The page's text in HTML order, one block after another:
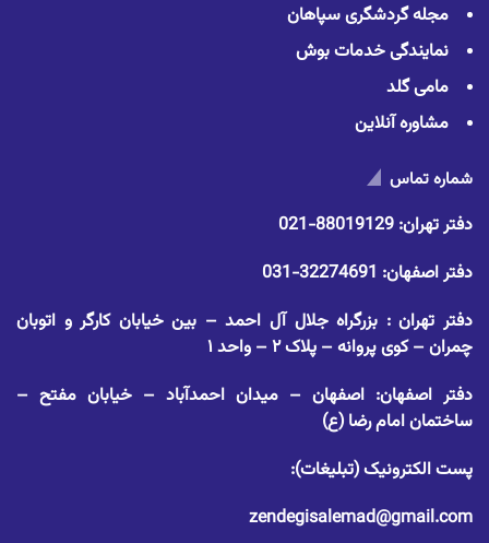
مجله گردشگری سپاهان
نمایندگی خدمات بوش
مامی گلد
مشاوره آنلاین
شماره تماس
دفتر تهران: 88019129-021
دفتر اصفهان: 32274691-031
دفتر تهران : بزرگراه جلال آل احمد – بین خیابان کارگر و اتوبان
چمران – کوی پروانه – پلاک ۲ – واحد ۱
دفتر اصفهان: اصفهان – میدان احمدآباد – خیابان مفتح –
ساختمان امام رضا (ع)
پست الکترونیک (تبلیغات):
zendegisalemad@gmail.com